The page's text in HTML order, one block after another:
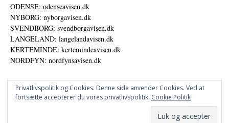
ODENSE: odenseavisen.dk
NYBORG: nyborgavisen.dk
SVENDBORG: svendborgavisen.dk
LANGELAND: langelandavisen.dk
KERTEMINDE: kertemindeavisen.dk
NORDFYN: nordfynsavisen.dk
Privatlivspolitik og Cookies: Denne side anvender Cookies. Ved at
fortsætte accepterer du vores privatlivspolitik. Cookie Politik